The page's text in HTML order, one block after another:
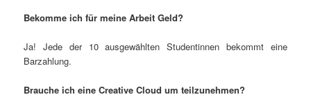
Bekomme ich für meine Arbeit Geld?
Ja! Jede der 10 ausgewählten Studentinnen bekommt eine
Barzahlung.
Brauche ich eine Creative Cloud um teilzunehmen?